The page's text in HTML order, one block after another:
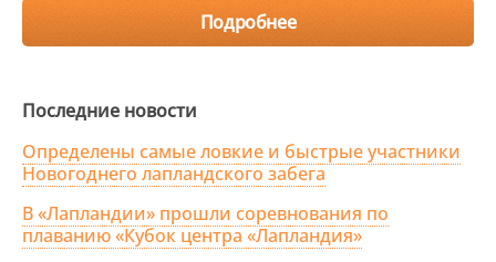
Подробнее
Последние новости
Определены самые ловкие и быстрые участники
Новогоднего лапландского забега
В «Лапландии» прошли соревнования по
плаванию «Кубок центра «Лапландия»